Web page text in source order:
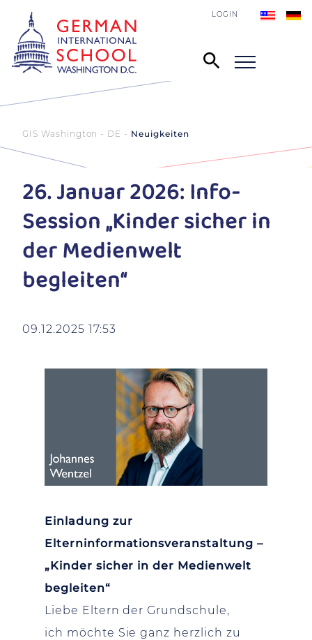
LOGIN
GIS Washington - DE Neuigkeiten
26. Januar 2026: Info-
Session „Kinder sicher in
der Medienwelt
begleiten“
09.12.2025 17:53
Einladung zur
Elterninformationsveranstaltung –
„Kinder sicher in der Medienwelt
begleiten“
Liebe Eltern der Grundschule,
ich möchte Sie ganz herzlich zu